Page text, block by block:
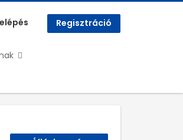
Regisztráció